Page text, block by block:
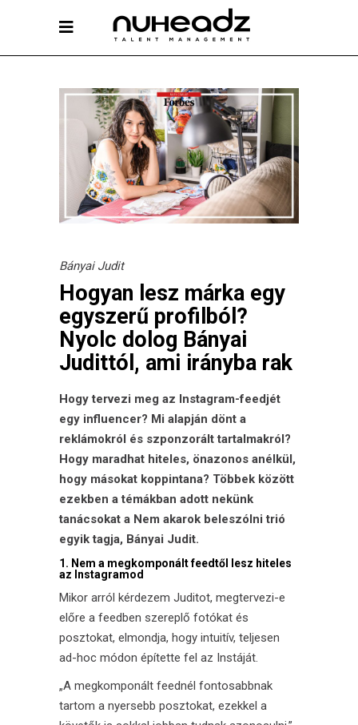
Bányai Judit
Hogyan lesz márka egy
egyszerű profilból?
Nyolc dolog Bányai
Judittól, ami irányba rak
Hogy tervezi meg az Instagram-feedjét
egy influencer? Mi alapján dönt a
reklámokról és szponzorált tartalmakról?
Hogy maradhat hiteles, önazonos anélkül,
hogy másokat koppintana? Többek között
ezekben a témákban adott nekünk
tanácsokat a Nem akarok beleszólni trió
egyik tagja, Bányai Judit.
1. Nem a megkomponált feedtől lesz hiteles
az Instagramod
Mikor arról kérdezem Juditot, megtervezi-e
előre a feedben szereplő fotókat és
posztokat, elmondja, hogy intuitív, teljesen
ad-hoc módon építette fel az Instáját.
„A megkomponált feednél fontosabbnak
tartom a nyersebb posztokat, ezekkel a